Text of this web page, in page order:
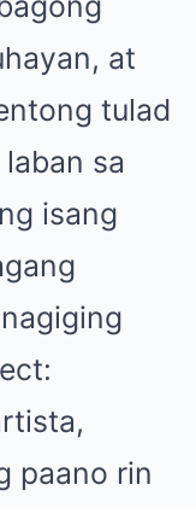
at
tulad
sa
isang
paano rin